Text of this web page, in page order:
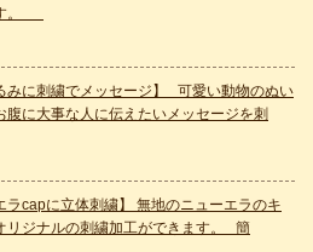
。
みに刺繍でメッセージ】 可愛い動物のぬい
腹に大事な人に伝えたいメッセージを刺
ラcapに立体刺繍】 無地のニューエラのキ
リジナルの刺繍加工ができます。 簡